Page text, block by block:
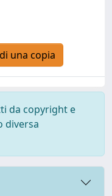
una copia
da copyright e
diversa